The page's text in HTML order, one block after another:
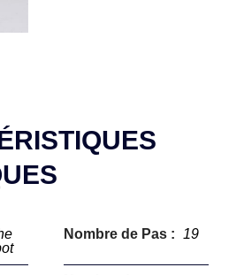
Nombre de Pas : 19